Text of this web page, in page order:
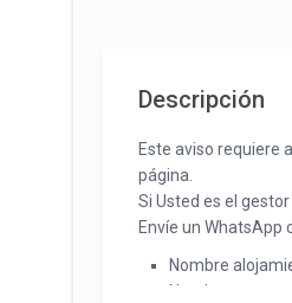
Descripción
Este aviso requiere
página.
Si Usted es el
Envíe un WhatsApp
Nombre
Nombre